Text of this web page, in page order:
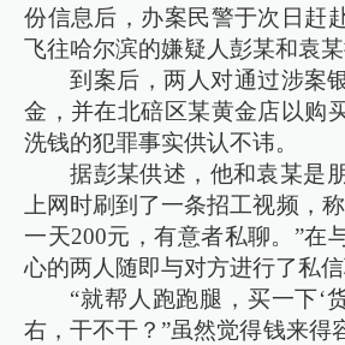
份信息后，办案民警于次日赶
飞往哈尔滨的嫌疑人彭某和袁某
到案后，两人对通过涉案
金，并在北碚区某黄金店以购
洗钱的犯罪事实供认不讳。
据彭某供述，他和袁某是
上网时刷到了一条招工视频，
一天200元，有意者私聊。”在
心的两人随即与对方进行了私信
“就帮人跑跑腿，买一下‘
右，干不干？”虽然觉得钱来得